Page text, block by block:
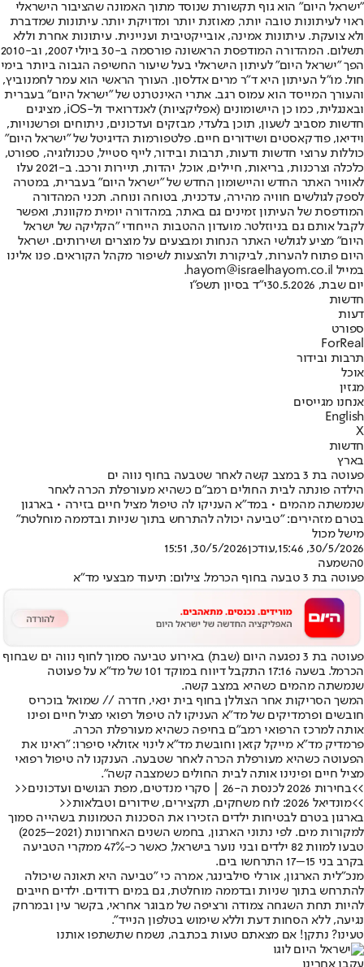
"ישראל היום" הוא גוף תקשורת שנוסד מתוך האמונה שהציבור הישראלי
ראוי לעיתונות טובה יותר, מאוזנת יותר ומדויקת יותר. עיתונות שמדברת
ולא צועקת. עיתונות אמינה, אובייקטיבית ועניינית. עיתונות אחרת וללא
תשלום. המהדורה המודפסת הראשונה פורסמה ב-30 ביולי 2007, וב-2010
הפך "ישראל היום" לעיתון הישראלי בעל שיעור החשיפה הגבוה ביותר בימי
חול. מו"ל העיתון היא ד"ר מרים אדלסון. העורך הראשי הוא עמר לחמנוביץ,
והעורך המייסד הוא עמוס רגב. אתרי האינטרנט של "ישראל היום" בעברית
ובאנגלית, כמו כן היישומונים (אפליקציות) לאנדרואיד ול-iOS, מציגים
חדשות מסביב לשעון, תוכן בלעדי, מבזקים ועדכונים, ניתוחים ופרשנויות,
וידיאו, פודקאסטים ושידורים חיים. פלטפורמות הדיגיטל של "ישראל היום"
כוללות ערוצי חדשות ודעות, תרבות ובידור, לייף סטייל, טכנולוגיה, ספורט,
כלכלה וצרכנות, בריאות, חיילים, אוכל, יהדות, תיירות ורכב. ב-2021 עלו
לאוויר האתר החדש והיישומון החדש של "ישראל היום" בעברית, במטרה
לספק לגולשים חוויה מהירה, עדכנית, בטוחה ונוחה. תכני המהדורה
המודפסת של העיתון זמינים גם באתר, במהדורה יומית מקוונת, ואפשר
לקבל אותם גם בניוזלטר. מועדון ההטבות הייחודי "הקליקה של ישראל
היום" מציע לגולשי האתר הנחות ומבצעים על מוצרים ושירותים. ישראל
היום פתוח להערות, לביקורת ולהצעות לשיפור מקהל הקוראים. פנו אלינו
במייל hayom@israelhayom.co.il.
יום שבת, 30.5.2026
י"ד בסיון תשפ"ו
חדשות
דעות
ספורט
ForReal
תרבות ובידור
אוכל
מגזין
אנחנו מגייסים
English
X
חדשות
בארץ
פעוטה בת 3 במצב קשה לאחר שטבעה בחוף נווה ים
הילדה פונתה לבית החולים רמב"ם כשהיא מעורפלת הכרה לאחר
שנמשתה מהמים • במד"א העניקו לה טיפול מציל חיים בזירה • בארגון
בטרם מזהירים: "טביעה יכולה להתרחש בתוך שניות ובדממה מוחלטת"
מישל מכול
30/5/2026, 15:46
,עודכן30/5/2026, 15:51
0השמעה
פעוטה בת 3 טבעה בחוף הכרמל. צילום: תיעוד מבצעי מד"א
פעוטה בת 3 נפגעה היום (שבת) באירוע טביעה סמוך לחוף נווה ים שבחוף
הכרמל. בשעה 17:16 התקבל דיווח במוקד 101 של מד"א על פעוטה
שנמשתה מהמים כשהיא במצב קשה.
המשך הסריקות אחר הצוללן בחוף בית ינאי, חדרה // שמואל בוכריס
חובשים ופרמדיקים של מד"א העניקו לה טיפול רפואי מציל חיים ופינו
אותה למרכז הרפואי רמב"ם בחיפה כשהיא מעורפלת הכרה.
פרמדיק מד"א מייקל קזאן וחובשת מד"א לינוי אזולאי סיפרו: "ראינו את
הפעוטה כשהיא מעורפלת הכרה לאחר שטבעה. הענקנו לה טיפול רפואי
מציל חיים ופינינו אותה לבית החולים כשמצבה קשה".
>>בחירות 2026 לכנסת ה-26 | סקרי מנדטים, מפת הגושים ועדכונים<<
>>מונדיאל 2026: לוח משחקים, תקצירים, שידורים וטבלאות<<
בארגון בטרם לבטיחות ילדים הזכירו את הסכנות הטמונות בשהייה סמוך
למקורות מים. לפי נתוני הארגון, בחמש השנים האחרונות (2021–2025)
טבעו למוות 82 ילדים ובני נוער בישראל, כאשר כ-47% ממקרי הטביעה
בקרב בני 15–17 התרחשו בים.
מנכ"לית הארגון, אורלי סילבינגר, אמרה כי "טביעה היא תאונה שיכולה
להתרחש בתוך שניות ובדממה מוחלטת, גם במים רדודים. ילדים חייבים
להיות תחת השגחה צמודה ורציפה של מבוגר אחראי, בקשר עין ובמרחק
נגיעה, ללא הסחות דעת וללא שימוש בטלפון הנייד".
טעינו? נתקן! אם מצאתם טעות בכתבה, נשמח שתשתפו אותנו